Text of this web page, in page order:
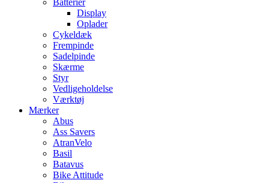
Batterier
Display
Oplader
Cykeldæk
Frempinde
Sadelpinde
Skærme
Styr
Vedligeholdelse
Værktøj
Mærker
Abus
Ass Savers
AtranVelo
Basil
Batavus
Bike Attitude